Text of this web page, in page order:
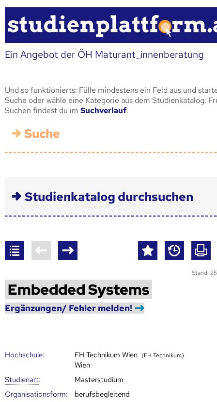
Ein Angebot der ÖH Maturant_innenberatung
Und so funktionierts: Fülle mindestens ein Feld aus und
Suche oder wähle eine Kategorie aus dem Studienkatalog.
Suchen findest du im Suchverlauf.
Suche
Studienkatalog durchsuchen
Stand:
Embedded Systems
Ergänzungen/ Fehler melden!
Hoch­schule: FH Technikum Wien (FH Technikum)
Wien
Studienart:
Masterstudium
Organisationsform:
berufsbegleitend